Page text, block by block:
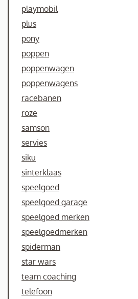
playmobil
plus
pony
poppen
poppenwagen
poppenwagens
racebanen
roze
samson
servies
siku
sinterklaas
speelgoed
speelgoed garage
speelgoed merken
speelgoedmerken
spiderman
star wars
team coaching
telefoon